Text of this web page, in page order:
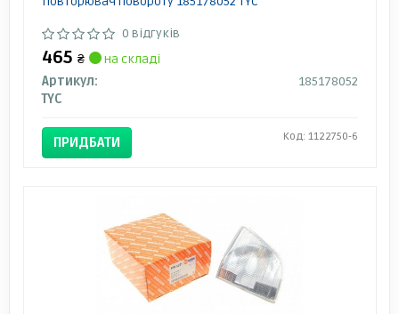
0 відгуків
465 ₴
на складі
Артикул:
185178052
TYC
ПРИДБАТИ Код: 1122750-6